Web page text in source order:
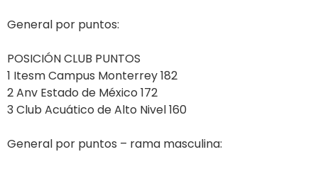
General por puntos:
POSICIÓN CLUB PUNTOS
1 Itesm Campus Monterrey 182
2 Anv Estado de México 172
3 Club Acuático de Alto Nivel 160
General por puntos – rama masculina: